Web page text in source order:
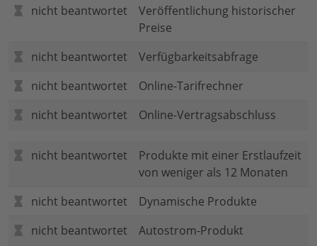
nicht beantwortet
Veröffentlichung historischer
Preise
nicht beantwortet
Verfügbarkeitsabfrage
nicht beantwortet
Online-Tarifrechner
nicht beantwortet
Online-Vertragsabschluss
nicht beantwortet
Produkte mit einer Erstlaufzeit
von weniger als 12 Monaten
nicht beantwortet
Dynamische Produkte
nicht beantwortet
Autostrom-Produkt